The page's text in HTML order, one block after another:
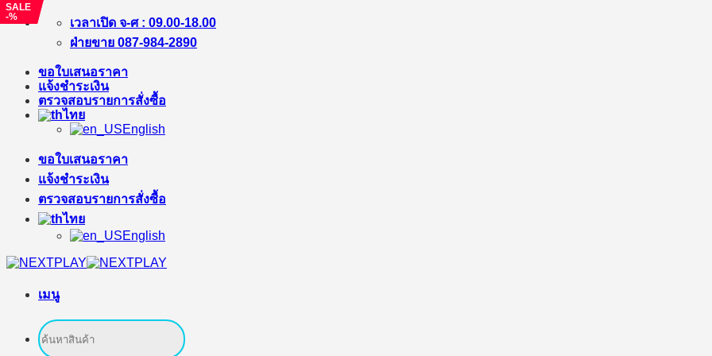
ข้าม
เนื้อหา
เวลาเปิด จ-ศ : 09.00-18.00
ฝ่ายขาย 087-984-2890
ขอใบเสนอราคา
แจ้งชำระเงิน
ตรวจสอบรายการสั่งซื้อ
ไทย
English
ขอใบเสนอราคา
แจ้งชำระเงิน
ตรวจสอบรายการสั่งซื้อ
ไทย
English
เมนู
ค้นหา:
SALE
-8%
SALE
-%